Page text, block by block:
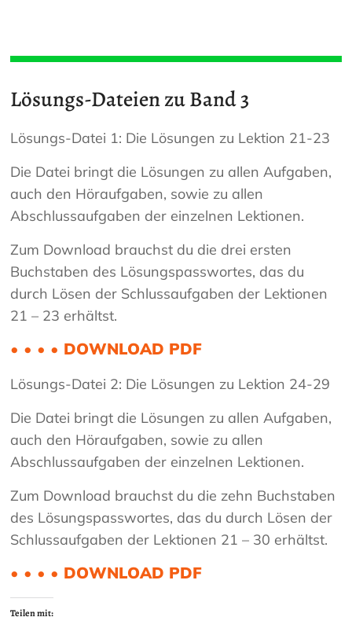
Lösungs-Dateien zu Band 3
Lösungs-Datei 1: Die Lösungen zu Lektion 21-23
Die Datei bringt die Lösungen zu allen Aufgaben,
auch den Höraufgaben, sowie zu allen
Abschlussaufgaben der einzelnen Lektionen.
Zum Download brauchst du die drei ersten
Buchstaben des Lösungspasswortes, das du
durch Lösen der Schlussaufgaben der Lektionen
21 – 23 erhältst.
• • • • DOWNLOAD PDF
Lösungs-Datei 2: Die Lösungen zu Lektion 24-29
Die Datei bringt die Lösungen zu allen Aufgaben,
auch den Höraufgaben, sowie zu allen
Abschlussaufgaben der einzelnen Lektionen.
Zum Download brauchst du die zehn Buchstaben
des Lösungspasswortes, das du durch Lösen der
Schlussaufgaben der Lektionen 21 – 30 erhältst.
• • • • DOWNLOAD PDF
Teilen mit: